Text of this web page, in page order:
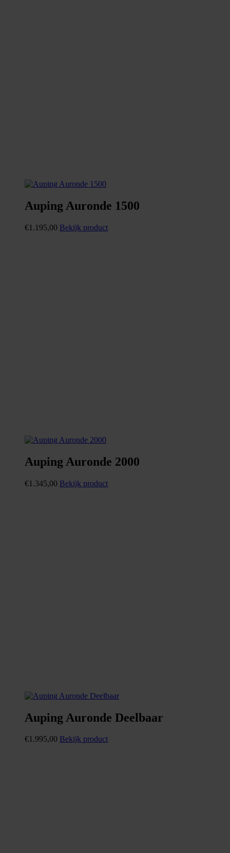
Auping Auronde 1500
€1.195,00 Bekijk product
Auping Auronde 2000
€1.345,00 Bekijk product
Auping Auronde Deelbaar
€1.995,00 Bekijk product